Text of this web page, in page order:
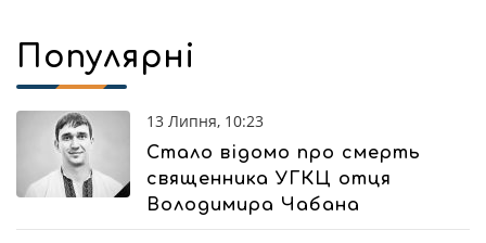
Популярні
13 Липня, 10:23
Стало відомо про смерть
священника УГКЦ отця
Володимира Чабана